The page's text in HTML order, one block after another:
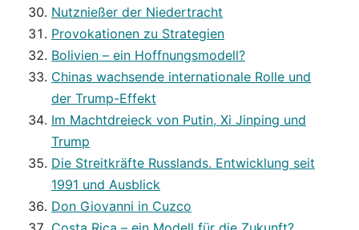
Nutznießer der Niedertracht
Provokationen zu Strategien
Bolivien – ein Hoffnungsmodell?
Chinas wachsende internationale Rolle und
der Trump-Effekt
Im Machtdreieck von Putin, Xi Jinping und
Trump
Die Streitkräfte Russlands. Entwicklung seit
1991 und Ausblick
Don Giovanni in Cuzco